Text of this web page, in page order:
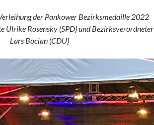
der Pankower Bezirksmedaille 2022
Ulrike Rosensky (SPD) und Bezirksverordneter
Lars Bocian (CDU)